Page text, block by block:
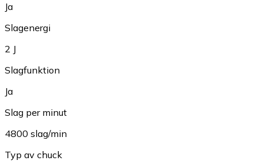
Ja
Slagenergi
2 J
Slagfunktion
Ja
Slag per minut
4800 slag/min
Typ av chuck